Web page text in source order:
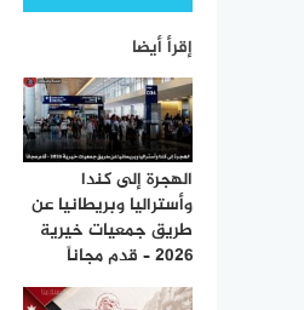
إقرأ أيضا
الهجرة إلى كندا
وأستراليا وبريطانيا عن
طريق جمعيات خيرية
2026 – قدم مجاناً